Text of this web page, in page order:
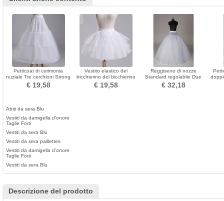
Petticoat di cerimonia
nuziale Tre cerchioni Strong
Net Stretta del vestito pieno
regolabile
€ 19,58
Vestito elastico del
bicchierino del bicchierino
del pannello esterno del
petticoat di cerimonia
€ 19,58
Reggiseno di nozze
Standard regolabile Due
fasci Vestito da cerimonia
nuziale netto forte
€ 32,18
Abiti da sera Blu
Vestiti da damigella d'onore
Taglie Forti
Vestiti da sera Blu
Vestiti da sera paillettes
Vestiti da damigella d'onore
Taglie Forti
Vestiti da sera Blu
Descrizione del prodotto